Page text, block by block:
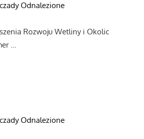
Odnalezione
Rozwoju Wetliny i Okolic
…
Odnalezione